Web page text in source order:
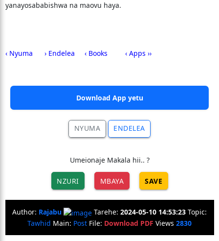
yanayosababishwa na maovu haya.
‹ Nyuma › Endelea ‹ Books ‹ Apps ››
Download App yetu
NYUMA ENDELEA
Umeionaje Makala hii.. ?
NZURI MBAYA SAVE
Author: Rajabu Tarehe: 2024-05-10 14:53:23 Topic:
Tawhid Main: Post File: Download PDF Views 2830